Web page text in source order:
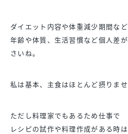
ダイエット内容や体重減少期間など
年齢や体質、生活習慣など個人差
さいね。
私は基本、主食はほとんど摂りませ
ただし料理家でもあるため仕事で
レシピの試作や料理作成がある時